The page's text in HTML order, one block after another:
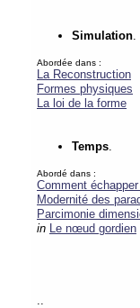
Simulation.
Abordée dans :
La Reconstruction
Formes physiques
La loi de la forme
Temps.
Abordé dans :
Comment
Modernité des
Parcimonie
in Le nœud gordien
..